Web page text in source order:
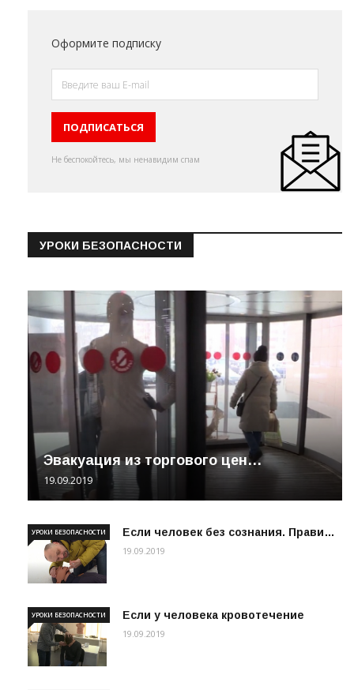
Оформите подписку
Не беспокойтесь, мы ненавидим спам
УРОКИ БЕЗОПАСНОСТИ
Эвакуация из торгового цен…
19.09.2019
Если человек без сознания. Прави…
УРОКИ БЕЗОПАСНОСТИ
19.09.2019
Если у человека кровотечение
УРОКИ БЕЗОПАСНОСТИ
19.09.2019